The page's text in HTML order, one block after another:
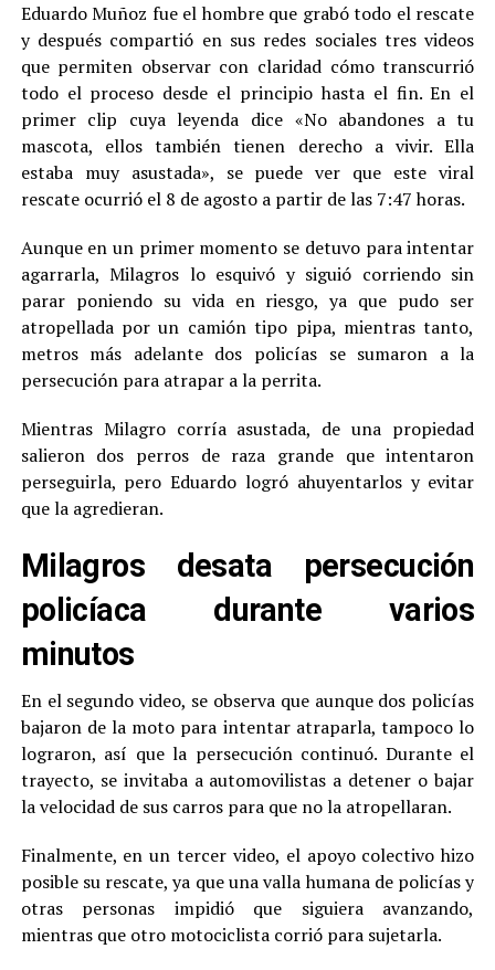
Eduardo Muñoz fue el hombre que grabó todo el rescate
y después compartió en sus redes sociales tres videos
que permiten observar con claridad cómo transcurrió
todo el proceso desde el principio hasta el fin. En el
primer clip cuya leyenda dice «No abandones a tu
mascota, ellos también tienen derecho a vivir. Ella
estaba muy asustada», se puede ver que este viral
rescate ocurrió el 8 de agosto a partir de las 7:47 horas.
Aunque en un primer momento se detuvo para intentar
agarrarla, Milagros lo esquivó y siguió corriendo sin
parar poniendo su vida en riesgo, ya que pudo ser
atropellada por un camión tipo pipa, mientras tanto,
metros más adelante dos policías se sumaron a la
persecución para atrapar a la perrita.
Mientras Milagro corría asustada, de una propiedad
salieron dos perros de raza grande que intentaron
perseguirla, pero Eduardo logró ahuyentarlos y evitar
que la agredieran.
Milagros desata persecución
policíaca durante varios
minutos
En el segundo video, se observa que aunque dos policías
bajaron de la moto para intentar atraparla, tampoco lo
lograron, así que la persecución continuó. Durante el
trayecto, se invitaba a automovilistas a detener o bajar
la velocidad de sus carros para que no la atropellaran.
Finalmente, en un tercer video, el apoyo colectivo hizo
posible su rescate, ya que una valla humana de policías y
otras personas impidió que siguiera avanzando,
mientras que otro motociclista corrió para sujetarla.